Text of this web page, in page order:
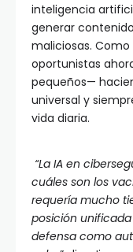
inteligencia
generar
maliciosas.
oportunistas
pequeños—
universal y
vida diaria.
“La IA en
cuáles son los
requería mucho
posición
defensa como